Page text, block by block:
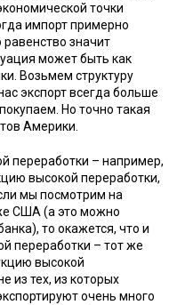
точки
импорт примерно
равенство значит
может быть как
Возьмем структуру
экспорт всегда больше
Но точно такая
Америки.
переработки – например,
высокой переработки,
мы посмотрим на
США (а это можно
то окажется, что и
переработки – тот же
высокой
из тех, из которых
очень много